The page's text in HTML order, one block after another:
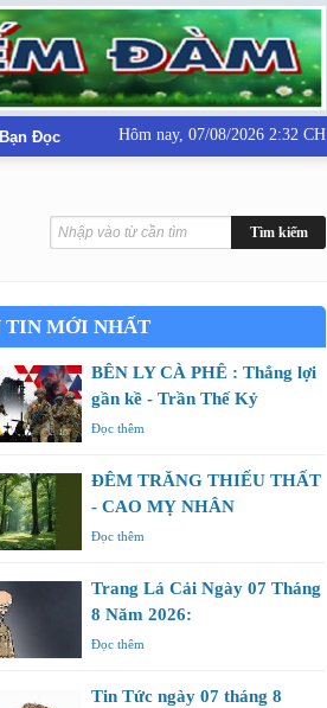
Đọc Hôm nay, 07/08/2026 2:32 CH
TIN MỚI NHẤT
BÊN LY CÀ PHÊ : Thắng lợi
gần kề - Trần Thế Kỷ
Đọc thêm
ĐÊM TRĂNG THIẾU THẤT
- CAO MỴ NHÂN
Đọc thêm
Trang Lá Cải Ngày 07 Tháng
8 Năm 2026:
Đọc thêm
Tin Tức ngày 07 tháng 8